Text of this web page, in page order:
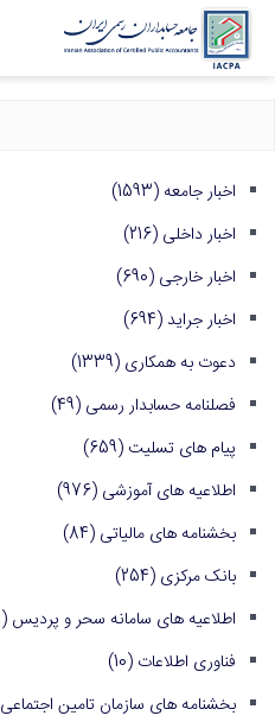
اخبار جامعه (1593)
اخبار داخلی (216)
اخبار خارجی (690)
اخبار جراید(694)
دعوت به همکاری (1339)
فصلنامه حسابدار رسمی (49)
پیام های تسلیت (659)
اطلاعیه های آموزشی (976)
بخشنامه های مالیاتی (84)
بانک مرکزی (254)
اطلاعیه های سامانه سحر و پردیس (18)
فناوری اطلاعات (10)
بخشنامه های سازمان تامین اجتماعی